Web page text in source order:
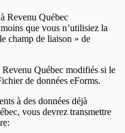
Revenu Québec
que vous n’utilisiez la
champ de liaison » de
Québec modifiés si le
de données eForms.
à des données déjà
vous devrez transmettre